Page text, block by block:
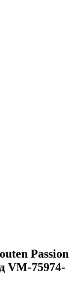
Passion
VM-75974-